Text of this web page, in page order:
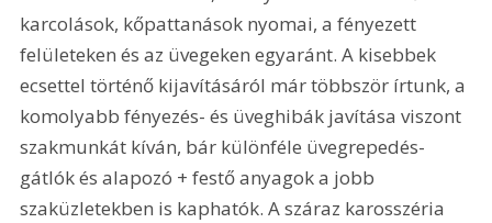
karcolások, kőpattanások nyomai, a fényezett
felületeken és az üvegeken egyaránt. A kisebbek
ecsettel történő kijavításáról már többször írtunk, a
komolyabb fényezés- és üveghibák javítása viszont
szakmunkát kíván, bár különféle üvegrepedés-
gátlók és alapozó + festő anyagok a jobb
szaküzletekben is kaphatók. A száraz karosszéria